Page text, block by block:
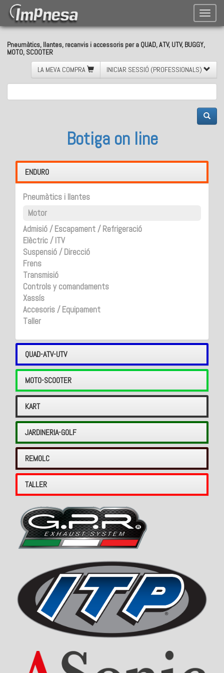
Toggle
Pneumàtics, llantes, recanvis i accessoris per a QUAD, ATV, UTV, BUGGY,
MOTO, SCOOTER
LA MEVA COMPRA
INICIAR SESSIÓ (PROFESSIONALS)
Botiga on line
ENDURO
Pneumàtics i llantes
Motor
Admisió / Escapament / Refrigeració
Elèctric / ITV
Suspensió / Direcció
Frens
Transmisió
Controls y comandaments
Xassís
Accesoris / Equipament
Taller
QUAD-ATV-UTV
MOTO-SCOOTER
KART
JARDINERIA-GOLF
REMOLC
TALLER